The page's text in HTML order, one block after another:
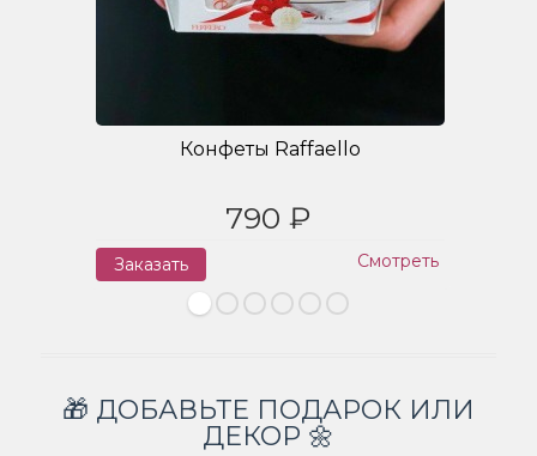
Конфеты Raffaello
790 ₽
Заказать Смотреть
🎁 ДОБАВЬТЕ ПОДАРОК ИЛИ
ДЕКОР 🌼